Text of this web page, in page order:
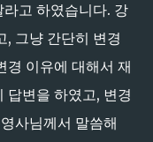
고 하였습니다. 강
, 그냥 간단히 변경
경 이유에 대해서 재
답변을 하였고, 변경
사님께서 말씀해